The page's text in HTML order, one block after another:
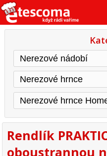
Rendlík
oboustrannou